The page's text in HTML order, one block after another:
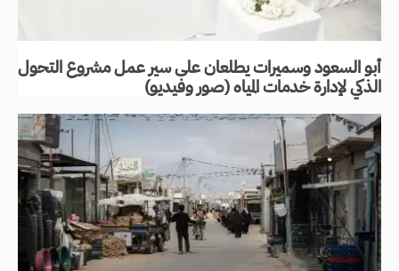
أبو السعود وسميرات يطلعان على سير عمل مشروع التحول
الذكي لإدارة خدمات المياه (صور وفيديو)